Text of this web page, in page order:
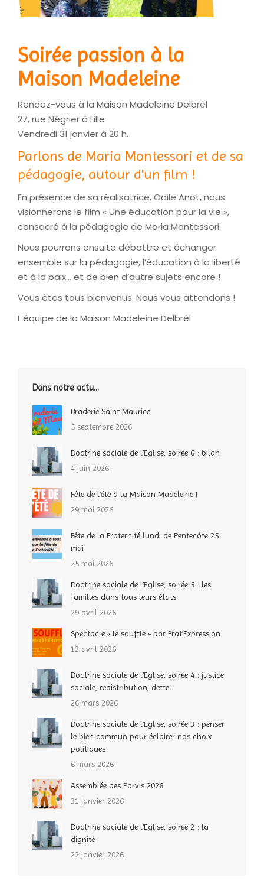
Soirée passion à la
Maison Madeleine
Rendez-vous à la Maison Madeleine Delbrêl
27, rue Négrier à Lille
Vendredi 31 janvier à 20 h.
Parlons de Maria Montessori et de sa
pédagogie, autour d'un film !
En présence de sa réalisatrice, Odile Anot, nous
visionnerons le film « Une éducation pour la vie »,
consacré à la pédagogie de Maria Montessori.
Nous pourrons ensuite débattre et échanger
ensemble sur la pédagogie, l’éducation à la liberté
et à la paix… et de bien d’autre sujets encore !
Vous êtes tous bienvenus. Nous vous attendons !
L’équipe de la Maison Madeleine Delbrêl
Dans notre actu…
Braderie Saint Maurice
5 septembre 2026
Doctrine sociale de l’Eglise, soirée 6 : bilan
4 juin 2026
Fête de l’été à la Maison Madeleine !
29 mai 2026
Fête de la Fraternité lundi de Pentecôte 25
mai
25 mai 2026
Doctrine sociale de l’Eglise, soirée 5 : les
familles dans tous leurs états
29 avril 2026
Spectacle « le souffle » par Frat’Expression
12 avril 2026
Doctrine sociale de l’Eglise, soirée 4 : justice
sociale, redistribution, dette…
26 mars 2026
Doctrine sociale de l’Eglise, soirée 3 : penser
le bien commun pour éclairer nos choix
politiques
6 mars 2026
Assemblée des Parvis 2026
31 janvier 2026
Doctrine sociale de l’Eglise, soirée 2 : la
dignité
22 janvier 2026